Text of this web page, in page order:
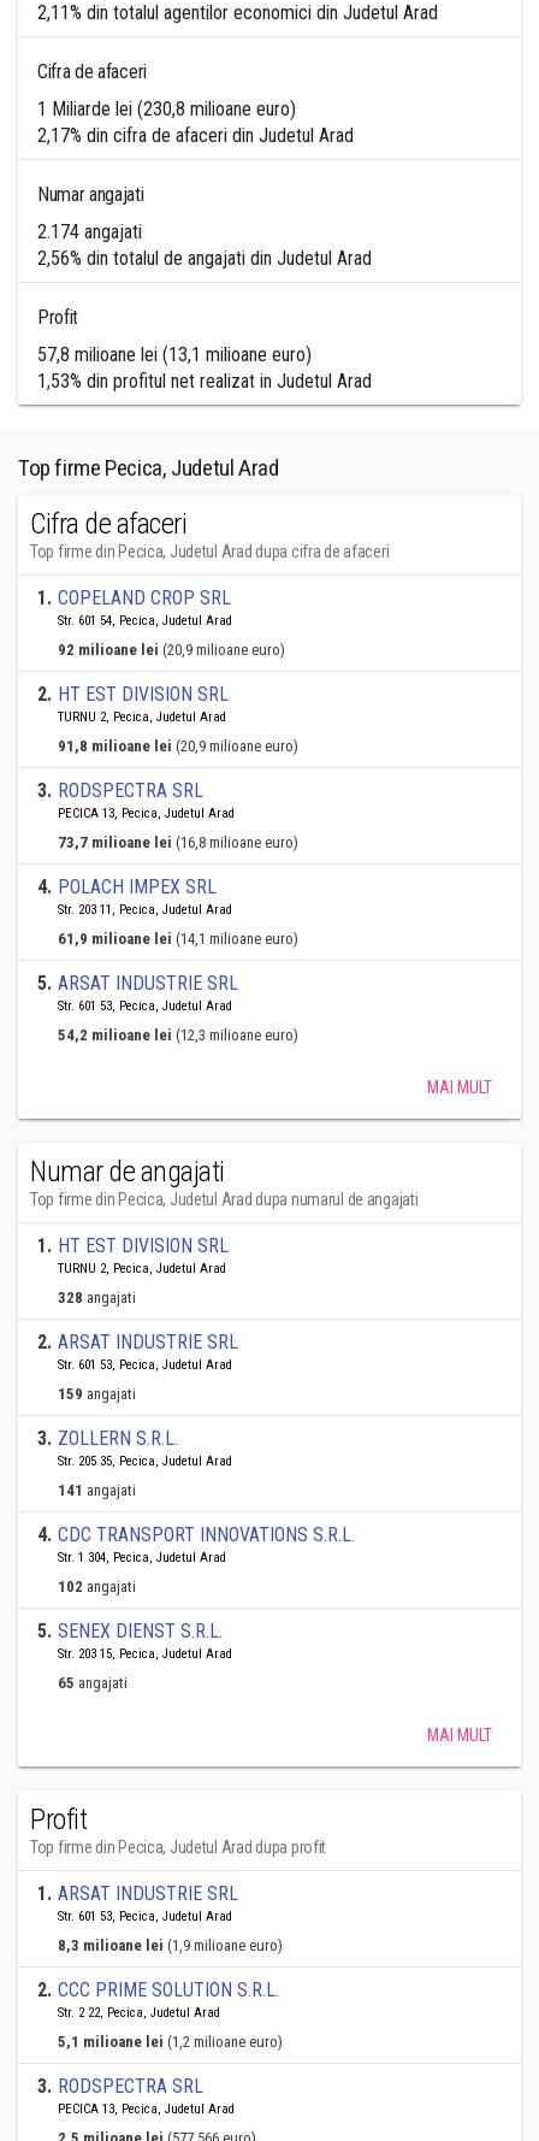
2,11% din totalul agentilor economici din Judetul Arad
Cifra de afaceri
1 Miliarde lei (230,8 milioane euro)
2,17% din cifra de afaceri din Judetul Arad
Numar angajati
2.174 angajati
2,56% din totalul de angajati din Judetul Arad
Profit
57,8 milioane lei (13,1 milioane euro)
1,53% din profitul net realizat in Judetul Arad
Top firme Pecica, Judetul Arad
Cifra de afaceri
Top firme din Pecica, Judetul Arad dupa cifra de afaceri
1. COPELAND CROP SRL
Str. 601 54, Pecica, Judetul Arad
92 milioane lei (20,9 milioane euro)
2. HT EST DIVISION SRL
TURNU 2, Pecica, Judetul Arad
91,8 milioane lei (20,9 milioane euro)
3. RODSPECTRA SRL
PECICA 13, Pecica, Judetul Arad
73,7 milioane lei (16,8 milioane euro)
4. POLACH IMPEX SRL
Str. 203 11, Pecica, Judetul Arad
61,9 milioane lei (14,1 milioane euro)
5. ARSAT INDUSTRIE SRL
Str. 601 53, Pecica, Judetul Arad
54,2 milioane lei (12,3 milioane euro)
MAI MULT
Numar de angajati
Top firme din Pecica, Judetul Arad dupa numarul de angajati
1. HT EST DIVISION SRL
TURNU 2, Pecica, Judetul Arad
328 angajati
2. ARSAT INDUSTRIE SRL
Str. 601 53, Pecica, Judetul Arad
159 angajati
3. ZOLLERN S.R.L.
Str. 205 35, Pecica, Judetul Arad
141 angajati
4. CDC TRANSPORT INNOVATIONS S.R.L.
Str. 1 304, Pecica, Judetul Arad
102 angajati
5. SENEX DIENST S.R.L.
Str. 203 15, Pecica, Judetul Arad
65 angajati
MAI MULT
Profit
Top firme din Pecica, Judetul Arad dupa profit
1. ARSAT INDUSTRIE SRL
Str. 601 53, Pecica, Judetul Arad
8,3 milioane lei (1,9 milioane euro)
2. CCC PRIME SOLUTION S.R.L.
Str. 2 22, Pecica, Judetul Arad
5,1 milioane lei (1,2 milioane euro)
3. RODSPECTRA SRL
PECICA 13, Pecica, Judetul Arad